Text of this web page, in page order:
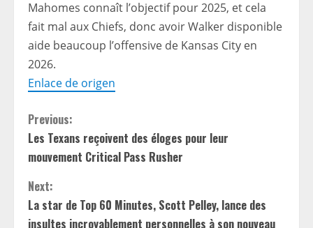
Mahomes connaît l’objectif pour 2025, et cela
fait mal aux Chiefs, donc avoir Walker disponible
aide beaucoup l’offensive de Kansas City en
2026.
Enlace de origen
C
o
n
t
Previous:
Les Texans reçoivent des éloges pour leur
mouvement Critical Pass Rusher
Next:
La star de Top 60 Minutes, Scott Pelley, lance des
insultes incroyablement personnelles à son nouveau